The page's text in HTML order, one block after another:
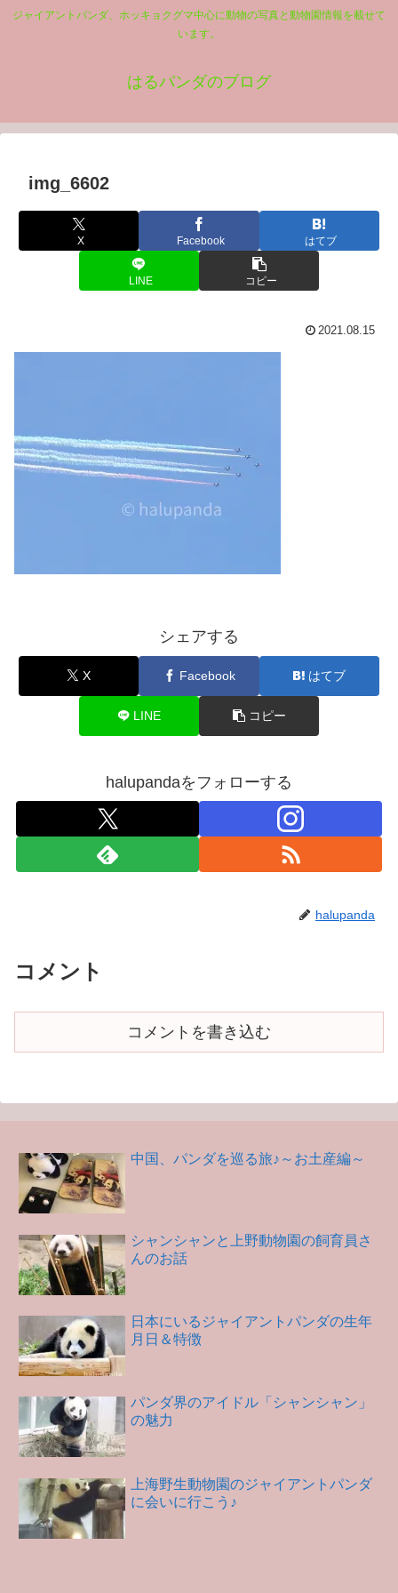
ジャイアントパンダ、ホッキョクグマ中心に動物の写真と動物園情報を載せて
います。
はるパンダのブログ
img_6602
X Facebook はてブ
LINE コピー
2021.08.15
シェアする
X Facebook はてブ
LINE コピー
halupandaをフォローする
halupanda
コメント
コメントを書き込む
中国、パンダを巡る旅♪～お土産編～
シャンシャンと上野動物園の飼育員さ
んのお話
日本にいるジャイアントパンダの生年
月日＆特徴
パンダ界のアイドル「シャンシャン」
の魅力
上海野生動物園のジャイアントパンダ
に会いに行こう♪